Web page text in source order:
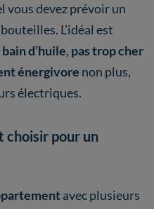
vous devez prévoir un
L’idéal est
d’huile, pas trop cher
énergivore non plus,
électriques.
choisir pour un
avec plusieurs